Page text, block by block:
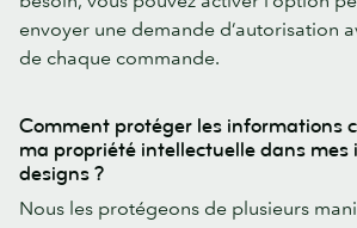
envoyer une demande d’autorisation
de chaque commande.
Comment protéger les informations
ma propriété intellectuelle dans
designs ?
Nous les protégeons de plusieurs